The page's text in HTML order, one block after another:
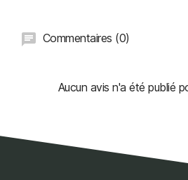
Commentaires (0)
Aucun avis n'a été publié